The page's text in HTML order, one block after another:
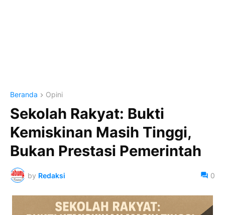
Beranda Opini
Sekolah Rakyat: Bukti
Kemiskinan Masih Tinggi,
Bukan Prestasi Pemerintah
by Redaksi 0